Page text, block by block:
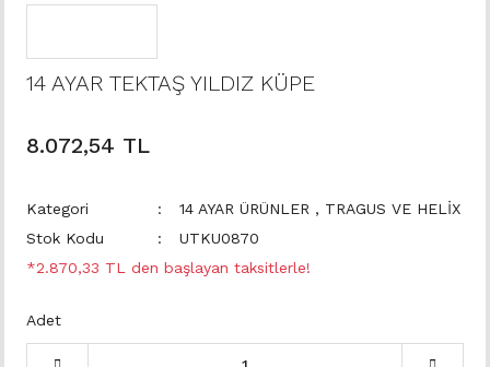
14 AYAR TEKTAŞ YILDIZ KÜPE
8.072,54 TL
Kategori 14 AYAR ÜRÜNLER , TRAGUS VE HELİX
Stok Kodu
UTKU0870
*2.870,33 TL den başlayan taksitlerle!
Adet